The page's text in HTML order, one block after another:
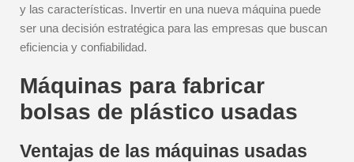
y las características. Invertir en una nueva máquina puede
ser una decisión estratégica para las empresas que buscan
eficiencia y confiabilidad.
Máquinas para fabricar
bolsas de plástico usadas
Ventajas de las máquinas usadas